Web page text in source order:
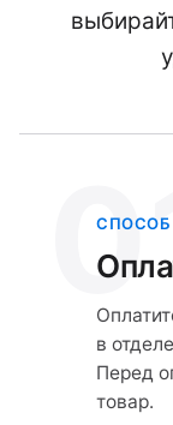
СПОСОБ
в
Перед
товар.